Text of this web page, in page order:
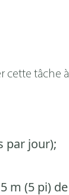
cette tâche à
par jour);
m (5 pi) de